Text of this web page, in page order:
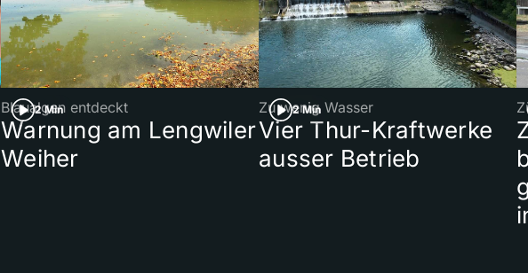
2 Min
Blaualgen entdeckt
Warnung am Lengwiler
Weiher
2 Min
Zu wenig Wasser
Vier Thur-Kraftwerke
ausser Betrieb